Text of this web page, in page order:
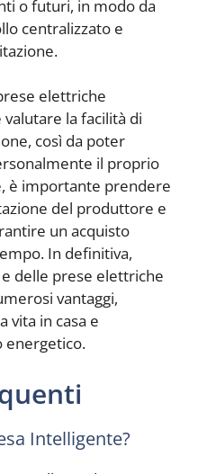
o futuri, in modo da
centralizzato e
elettriche
la facilità di
così da poter
il proprio
è importante prendere
del produttore e
un acquisto
In definitiva,
delle prese elettriche
vantaggi,
vita in casa e
energetico.
Intelligente?